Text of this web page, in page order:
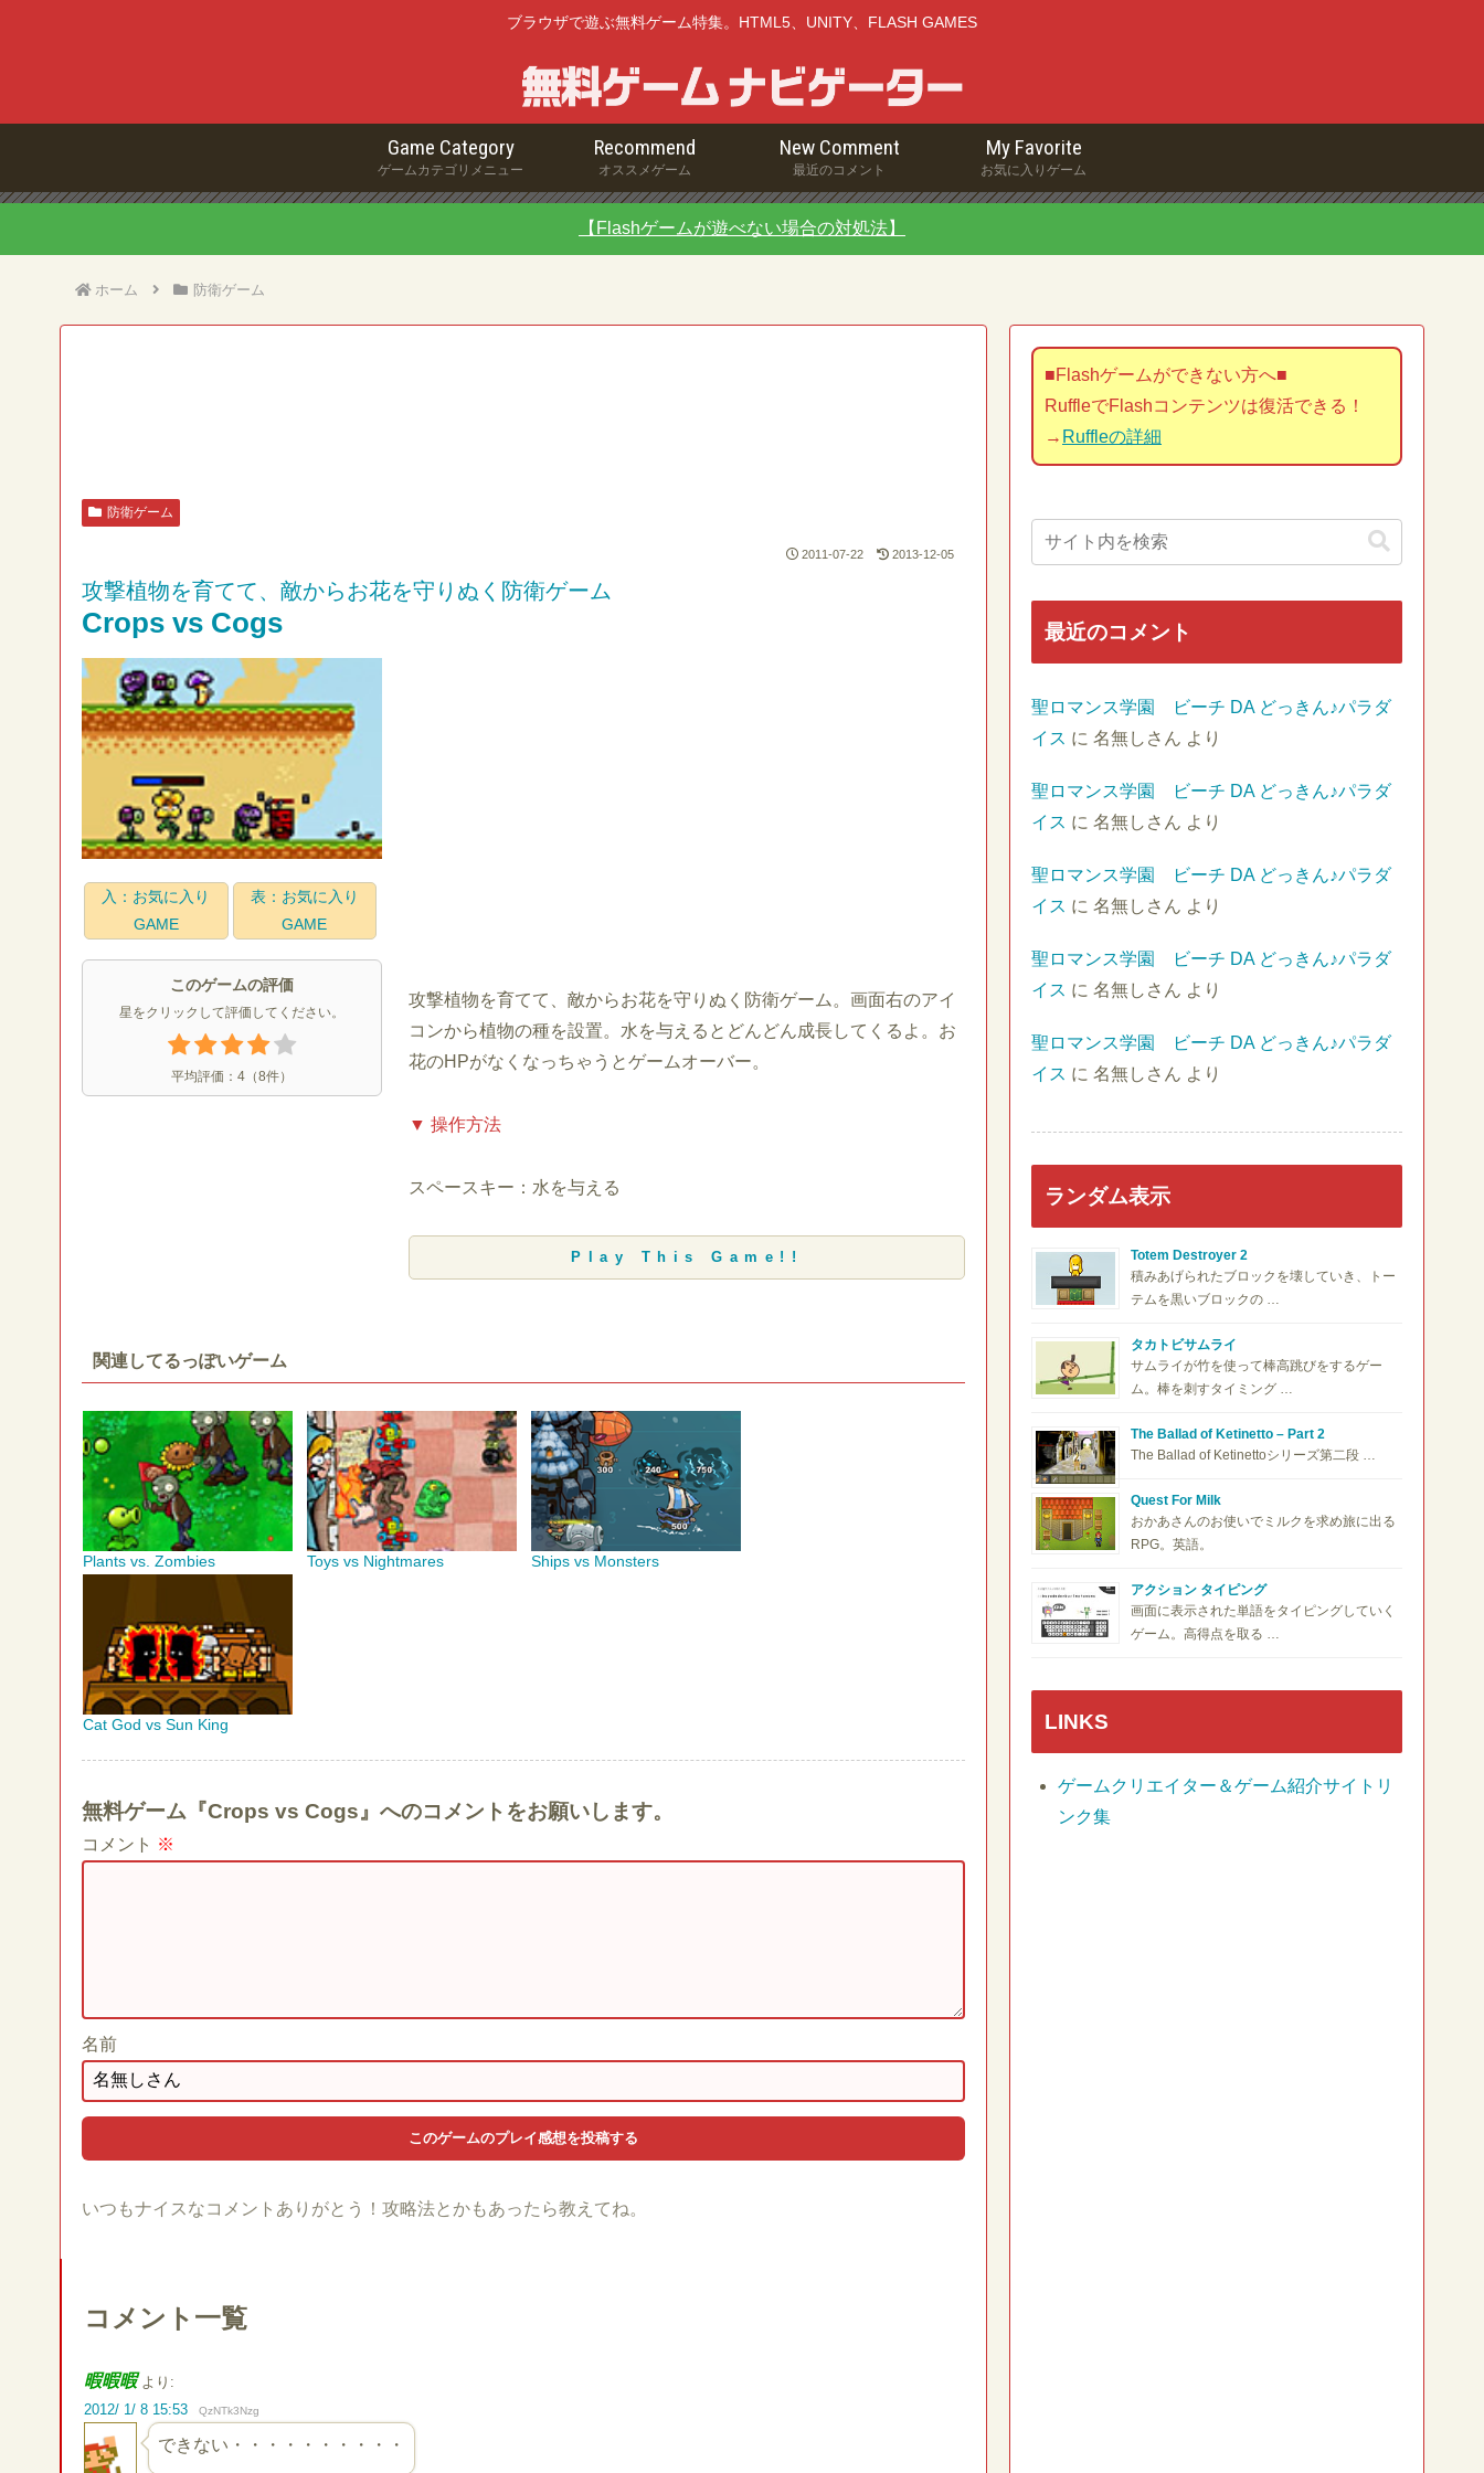
ブラウザで遊ぶ無料ゲーム特集。HTML5、UNITY、FLASH GAMES
Game Category
ゲームカテゴリメニュー
Recommend
オススメゲーム
New Comment
最近のコメント
My Favorite
お気に入りゲーム
【Flashゲームが遊べない場合の対処法】
ホーム 防衛ゲーム
防衛ゲーム
2011-07-22 2013-12-05
攻撃植物を育てて、敵からお花を守りぬく防衛ゲーム
Crops vs Cogs
入：お気に入り
GAME
表：お気に入り
GAME
このゲームの評価
星をクリックして評価してください。
平均評価： 4 （8件）
攻撃植物を育てて、敵からお花を守りぬく防衛ゲーム。画面右のアイ
コンから植物の種を設置。水を与えるとどんどん成長してくるよ。お
花のHPがなくなっちゃうとゲームオーバー。
▼ 操作方法
スペースキー：水を与える
Play This Game!!
関連してるっぽいゲーム
Plants vs. Zombies Toys vs Nightmares Ships vs Monsters
Cat God vs Sun King
無料ゲーム『Crops vs Cogs』へのコメントをお願いします。
コメント ※
名前
いつもナイスなコメントありがとう！攻略法とかもあったら教えてね。
コメント一覧
暇暇暇 より:
2012/ 1/ 8 15:53
QzNTk3Nzg
できない・・・・・・・・・・
■Flashゲームができない方へ■
RuffleでFlashコンテンツは復活できる！
→ Ruffleの詳細
最近のコメント
聖ロマンス学園 ビーチ DA どっきん♪パラダ
イス に 名無しさん より
聖ロマンス学園 ビーチ DA どっきん♪パラダ
イス に 名無しさん より
聖ロマンス学園 ビーチ DA どっきん♪パラダ
イス に 名無しさん より
聖ロマンス学園 ビーチ DA どっきん♪パラダ
イス に 名無しさん より
聖ロマンス学園 ビーチ DA どっきん♪パラダ
イス に 名無しさん より
ランダム表示
Totem Destroyer 2
積みあげられたブロックを壊していき、トー
テムを黒いブロックの …
タカトビサムライ
サムライが竹を使って棒高跳びをするゲー
ム。棒を刺すタイミング …
The Ballad of Ketinetto – Part 2
The Ballad of Ketinettoシリーズ第二段 …
Quest For Milk
おかあさんのお使いでミルクを求め旅に出る
RPG。英語。
アクション タイピング
画面に表示された単語をタイピングしていく
ゲーム。高得点を取る …
LINKS
ゲームクリエイター＆ゲーム紹介サイトリ
ンク集